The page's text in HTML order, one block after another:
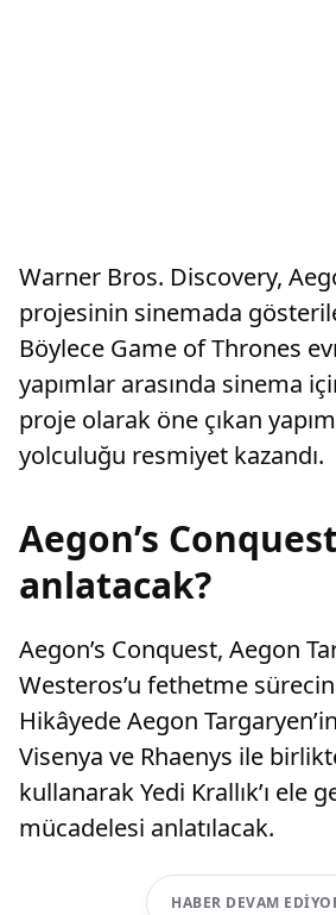
Warner Bros. Discovery,
projesinin sinemada
Böylece Game of Thrones
yapımlar arasında sinema
proje olarak öne çıkan
yolculuğu resmiyet kazandı.
Aegon’s
anlatacak?
Aegon’s Conquest, Aegon
Westeros’u fethetme
Hikâyede Aegon
Visenya ve Rhaenys ile
kullanarak Yedi Krallık’ı ele
mücadelesi anlatılacak.
HABER DEVAM